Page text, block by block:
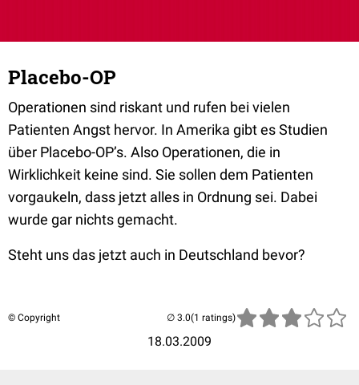
Placebo-OP
Operationen sind riskant und rufen bei vielen
Patienten Angst hervor. In Amerika gibt es Studien
über Placebo-OP’s. Also Operationen, die in
Wirklichkeit keine sind. Sie sollen dem Patienten
vorgaukeln, dass jetzt alles in Ordnung sei. Dabei
wurde gar nichts gemacht.
Steht uns das jetzt auch in Deutschland bevor?
© Copyright
18.03.2009
(1 ratings)